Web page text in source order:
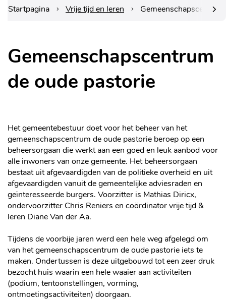
naar
Startpagina Vrije tijd en leren
Gemeenschapscentrum
de oude pastorie
Het gemeentebestuur doet voor het beheer van het
gemeenschapscentrum de oude pastorie beroep op een
beheersorgaan die werkt aan een goed en leuk aanbod voor
alle inwoners van onze gemeente. Het beheersorgaan
bestaat uit afgevaardigden van de politieke overheid en uit
afgevaardigden vanuit de gemeentelijke adviesraden en
geïnteresseerde burgers. Voorzitter is Mathias Diricx,
ondervoorzitter Chris Reniers en coördinator vrije tijd &
leren Diane Van der Aa.
Tijdens de voorbije jaren werd een hele weg afgelegd om
van het gemeenschapscentrum de oude pastorie iets te
maken. Ondertussen is deze uitgebouwd tot een zeer druk
bezocht huis waarin een hele waaier aan activiteiten
(podium, tentoonstellingen, vorming,
ontmoetingsactiviteiten) doorgaan.